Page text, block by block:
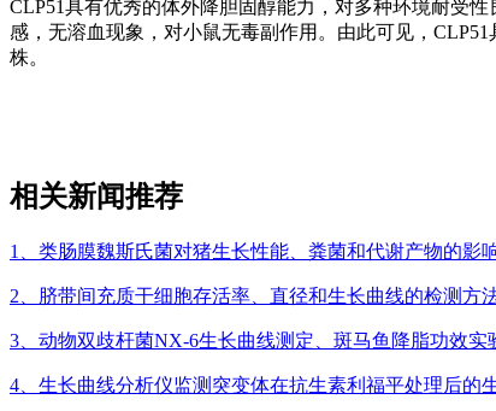
CLP51具有优秀的体外降胆固醇能力，对多种环境耐受
感，无溶血现象，对小鼠无毒副作用。由此可见，
株。
相关新闻推荐
1、类肠膜魏斯氏菌对猪生长性能、粪菌和代谢产物的
2、脐带间充质干细胞存活率、直径和生长曲线的检测方
3、动物双歧杆菌NX-6生长曲线测定、斑马鱼降脂功效实
4、生长曲线分析仪监测突变体在抗生素利福平处理后的